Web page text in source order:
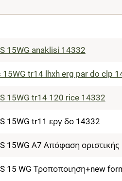
15WG anaklisi 14332
15WG tr14 lhxh erg par do clp
15WG tr14 120 rice 14332
15WG tr11 εργ δο 14332
15WG Α7 Απόφαση οριστικής
15 WG Τροποποιηση+new